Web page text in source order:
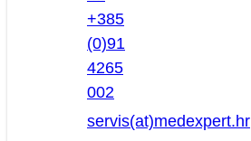
+385
(0)91
4265
002
servis(at)medexpert.hr